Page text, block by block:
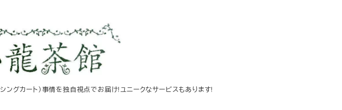
ングカート）事情を独自視点でお届け!ユニークなサービスもあります!